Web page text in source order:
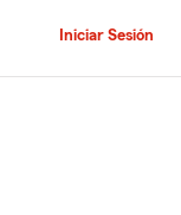
Iniciar Sesión